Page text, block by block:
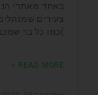
באחד מאתרי
צעירים
)כמו כל בר
READ MORE »